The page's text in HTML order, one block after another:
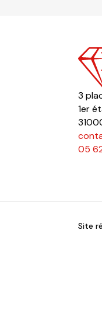
3
1er
05
Site